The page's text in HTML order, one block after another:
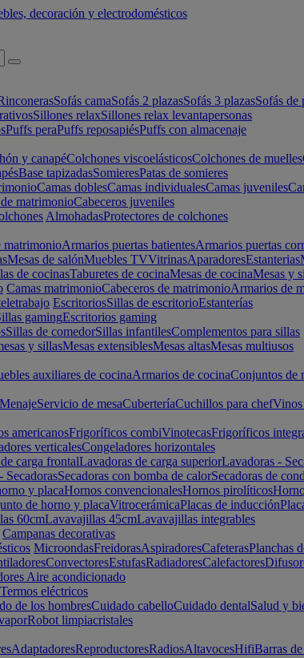
Sofás camaSofás 2 plazasSofás 3 plazasSofás de
Sillones relaxSillones relax levantapersonas
Puffs peraPuffs reposapiésPuffs con almacenaje
y canapéColchones viscoelásticosColchones de muelles
Base tapizadasSomieresPatas de somieres
Camas doblesCamas individualesCamas juveniles
matrimonioCabeceros juveniles
AlmohadasProtectores de colchones
matrimonioArmarios puertas batientesArmarios puertas
Mesas de salónMuebles TVVitrinasAparadoresEstanterias
de cocinasTaburetes de cocinaMesas de cocinaMesas y
Camas matrimonioCabeceros de matrimonioArmarios de
EscritoriosSillas de escritorioEstanterías
gamingEscritorios gaming
Sillas de comedorSillas infantilesComplementos para sillas
y sillasMesas extensiblesMesas altasMesas multiusos
auxiliares de cocinaArmarios de cocinaConjuntos de
MenajeServicio de mesaCuberteríaCuchillos para chef
americanosFrigoríficos combiVinotecasFrigoríficos
verticalesCongeladores horizontales
carga frontalLavadoras de carga superiorLavadoras -
SecadorasSecadoras con bomba de calorSecadoras de
y placaHornos convencionalesHornos pirolíticos
de horno y placaVitrocerámicaPlacas de inducción
60cmLavavajillas 45cmLavavajillas integrables
Campanas decorativas
MicroondasFreidorasAspiradoresCafeterasPlanchas
ConvectoresEstufasRadiadoresCalefactores
Aire acondicionado
Termos eléctricos
de los hombresCuidado cabelloCuidado dentalSalud y
Robot limpiacristales
AdaptadoresReproductoresRadiosAltavocesHifiBarras